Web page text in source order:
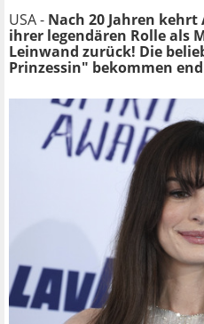
USA - Nach 20 Jahren
ihrer legendären Rolle als
Leinwand zurück! Die
Prinzessin" bekommen